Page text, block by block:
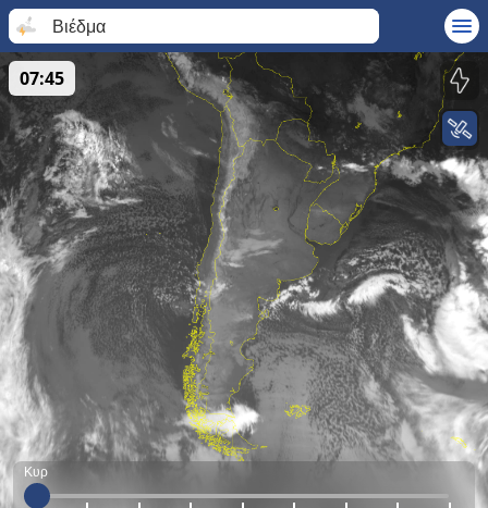
Βιέδμα
Κυρ
07:45